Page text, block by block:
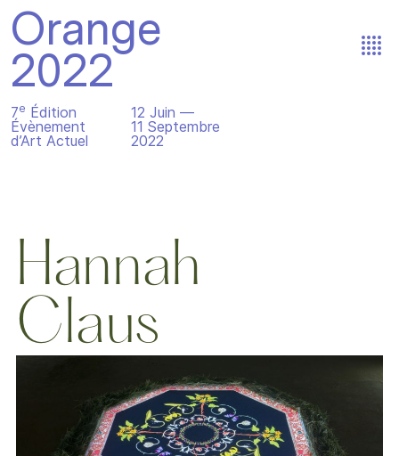
Orange
2022
7e Édition
Évènement
d’Art Actuel
12 Juin —
11 Septembre
2022
Hannah
Claus